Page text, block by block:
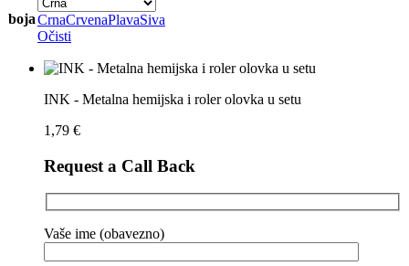
bojaCrnaCrvenaPlavaSiva
Očisti
INK - Metalna hemijska i roler olovka u setu
1,79 €
Request a Call Back
Vaše ime (obavezno)